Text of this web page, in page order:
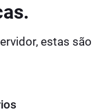
estas são